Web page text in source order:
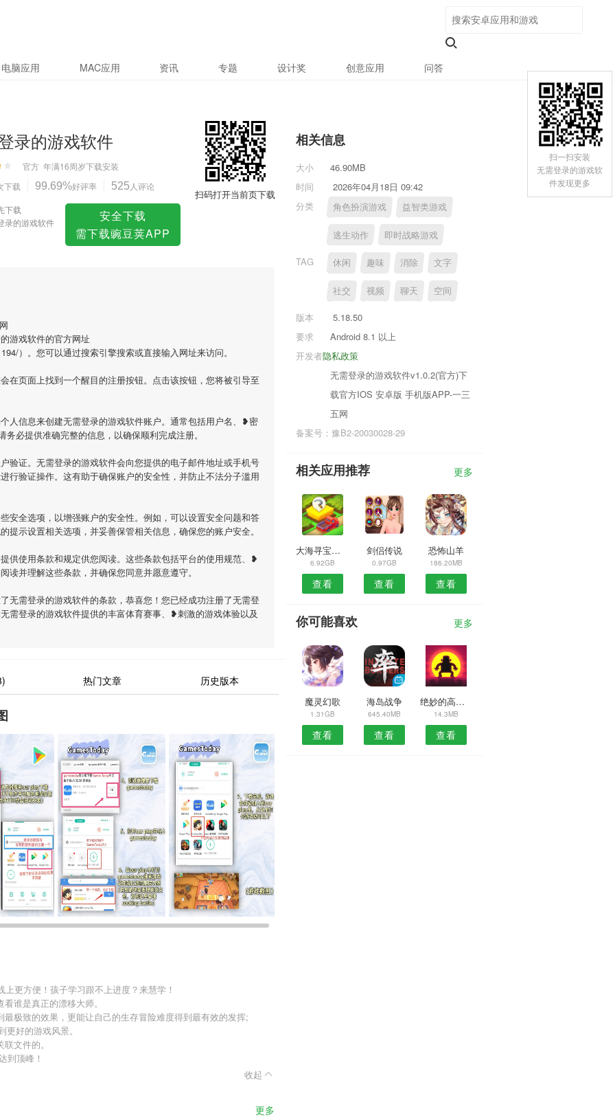
电脑应用 MAC应用 资讯 专题 设计奖 创意应用 问答
录的游戏软件
官方 年满16周岁下载安装
下载 99.69%好评率 525 人评论
下载
录的游戏软件
安全下载
需下载豌豆荚APP
扫码打开当前页下载
游戏软件的官方网址
）。您可以通过搜索引擎搜索或直接输入网址来访问。
在页面上找到一个醒目的注册按钮。点击该按钮，您将被引导至
人信息来创建无需登录的游戏软件账户。通常包括用户名、❥密
必提供准确完整的信息，以确保顺利完成注册。
验证。无需登录的游戏软件会向您提供的电子邮件地址或手机号
行验证操作。这有助于确保账户的安全性，并防止不法分子滥用
安全选项，以增强账户的安全性。例如，可以设置安全问题和答
提示设置相关选项，并妥善保管相关信息，确保您的账户安全。
供使用条款和规定供您阅读。这些条款包括平台的使用规范、❥
读并理解这些条款，并确保您同意并愿意遵守。
无需登录的游戏软件的条款，恭喜您！您已经成功注册了无需登
需登录的游戏软件提供的丰富体育赛事、❥刺激的游戏体验以及
热门文章 历史版本
更方便！孩子学习跟不上进度？来慧学！
谁是真正的漂移大师。
极致的效果，更能让自己的生存冒险难度得到最有效的发挥;
好的游戏风景。
文件的。
到顶峰！
收起
更多
相关信息
大小
46.90MB
时间
2026年04月18日 09:42
分类
角色扮演游戏 益智类游戏
逃生动作 即时战略游戏
TAG 休闲 趣味 消除 文字
社交 视频 聊天 空间
版本
5.18.50
要求
Android 8.1 以上
隐私政策
开发者
无需登录的游戏软件v1.0.2(官方)下
载官方IOS 安卓版 手机版APP-一三
五网
备案号：豫B2-20030028-29
相关应用推荐 更多
大海寻宝中文版
6.92GB
查看
剑侣传说
0.97GB
查看
恐怖山羊
186.20MB
查看
你可能喜欢 更多
魔灵幻歌
1.31GB
查看
海岛战争
645.40MB
查看
绝妙的高尔夫
14.3MB
查看
扫一扫安装
无需登录的游戏软
件发现更多